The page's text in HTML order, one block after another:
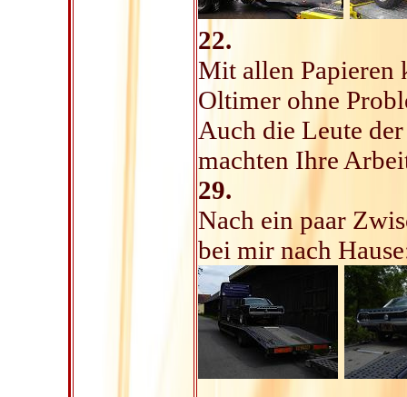
22.
Mit allen Papieren
Oltimer ohne
Auch die Leute
machten Ihre
29.
Nach ein paar
bei mir nach